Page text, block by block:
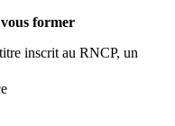
former
inscrit au RNCP, un
qualifiante.
où que vous soyez